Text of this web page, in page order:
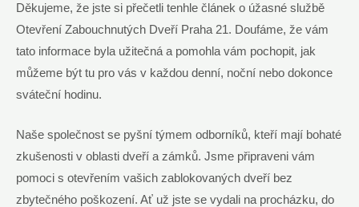
Děkujeme, že jste si přečetli tenhle článek o úžasné službě
Otevření Zabouchnutých Dveří Praha 21. Doufáme, že vám
tato informace byla užitečná a pomohla vám pochopit, jak
můžeme být tu pro vás v každou denní, noční nebo dokonce
sváteční hodinu.
Naše společnost se pyšní týmem odborníků, kteří mají bohaté
zkušenosti v oblasti dveří a zámků. Jsme připraveni vám
pomoci s otevřením vašich zablokovaných dveří bez
zbytečného poškození. Ať už jste se vydali na procházku, do